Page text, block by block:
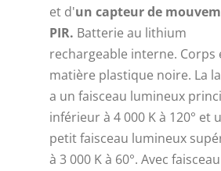
et d'un capteur de
PIR. Batterie au lithium
rechargeable interne. Corps
matière plastique noire. La
a un faisceau lumineux
inférieur à 4 000 K à 120° et
petit faisceau lumineux
à 3 000 K à 60°. Avec faisceau